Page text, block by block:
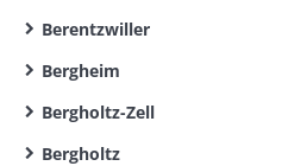
Berentzwiller
Bergheim
Bergholtz-Zell
Bergholtz